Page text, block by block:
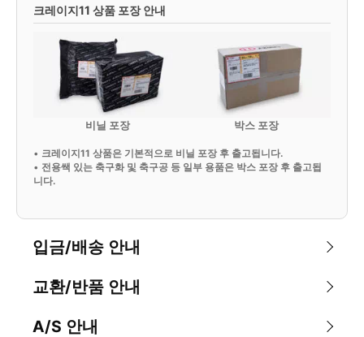
크레이지11 상품 포장 안내
비닐 포장 박스 포장
• 크레이지11 상품은 기본적으로 비닐 포장 후 출고됩니다.
• 전용쌕 있는 축구화 및 축구공 등 일부 용품은 박스 포장 후 출고됩
니다.
입금/배송 안내
교환/반품 안내
A/S 안내